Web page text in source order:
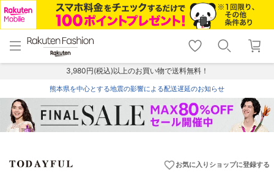
menu home
トップ
shopping_cart lock_outline
ログイン
3,980円(税込)以上のお買い物で送料無料！
熊本県を中心とする地震の影響による配送遅延のお知らせ
favorite_borderお気に入りショップに登録する